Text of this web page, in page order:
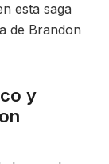
esta saga
de Brandon
y